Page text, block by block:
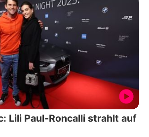
Lili Paul-Roncalli strahlt auf